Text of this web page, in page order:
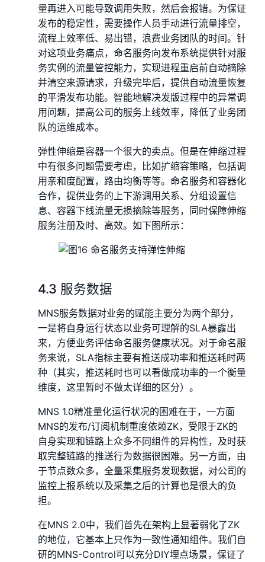
量再进入可能导致调用失败，然后会报错。为保证
发布的稳定性，需要操作人员手动进行流量排空，
流程上效率低、易出错，浪费业务团队的时间。针
对这项业务痛点，命名服务向发布系统提供针对服
务实例的流量管控能力，实现进程重启前自动摘除
并清空来源请求，升级完毕后，提供自动流量恢复
的平滑发布功能。智能地解决发版过程中的异常调
用问题，提高公司的服务上线效率，降低了业务团
队的运维成本。
弹性伸缩是容器一个很大的卖点。但是在伸缩过程
中有很多问题需要考虑，比如扩缩容策略，包括调
用亲和度配置，路由均衡等等。命名服务和容器化
合作，提供业务的上下游调用关系、分组设置信
息、容器下线流量无损摘除等服务，同时保障伸缩
服务注册及时、高效。如下图所示：
4.3 服务数据
MNS服务数据对业务的赋能主要分为两个部分，
一是将自身运行状态以业务可理解的SLA暴露出
来，方便业务评估命名服务健康状况。对于命名服
务来说，SLA指标主要有推送成功率和推送耗时两
种（其实，推送耗时也可以看做成功率的一个衡量
维度，这里暂时不做太详细的区分）。
MNS 1.0精准量化运行状况的困难在于，一方面
MNS的发布/订阅机制重度依赖ZK，受限于ZK的
自身实现和链路上众多不同组件的异构性，及时获
取完整链路的推送行为数据很困难。另一方面，由
于节点数众多，全量采集服务发现数据，对公司的
监控上报系统以及采集之后的计算也是很大的负
担。
在MNS 2.0中，我们首先在架构上显著弱化了ZK
的地位，它基本上只作为一致性通知组件。我们自
研的MNS-Control可以充分DIY埋点场景，保证了